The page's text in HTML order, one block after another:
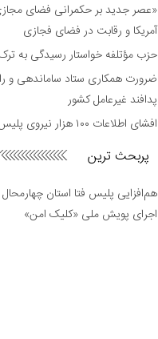
«عصر جدید بر حکمرانی فضای
آمریکا و رقابت در فضای فجازی
حزب مؤتلفه خواستار رسیدگی به
ضرورت همکاری ستاد ساماندهی و
پدافند غیرعامل کشور
افشای اطلاعات ۱۰۰ هزار نیروی پلیس در دارک وب
پربحث ترین
هم‌افزایی پلیس فتا استان
اجرای پویش ملی «کلیک امن»